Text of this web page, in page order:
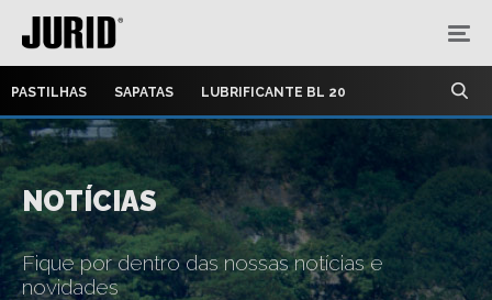
PASTILHAS SAPATAS LUBRIFICANTE BL 20
NOTÍCIAS
Fique por dentro das nossas notícias e
novidades